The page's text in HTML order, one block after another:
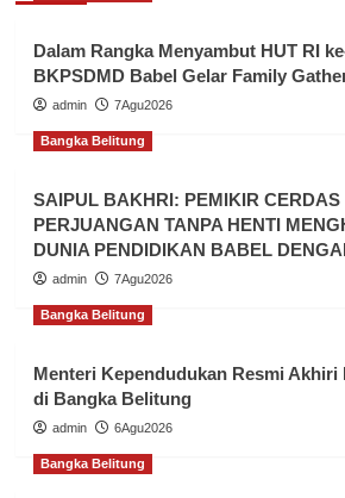
Dalam Rangka Menyambut HUT RI
BKPSDMD Babel Gelar Family
admin 7Agu2026
Bangka Belitung
SAIPUL BAKHRI: PEMIKIR CERDAS
PERJUANGAN TANPA HENTI
DUNIA PENDIDIKAN BABEL
admin 7Agu2026
Bangka Belitung
Menteri Kependudukan Resmi
di Bangka Belitung
admin 6Agu2026
Bangka Belitung